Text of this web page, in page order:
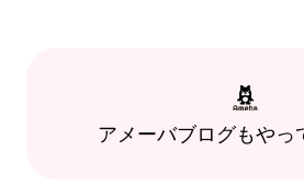
アメーバブログもやっ